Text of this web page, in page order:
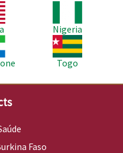
Nigeria
Imagem
Togo
Faso